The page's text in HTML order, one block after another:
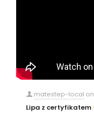
matestep-local on
Lipa z certyfikatem